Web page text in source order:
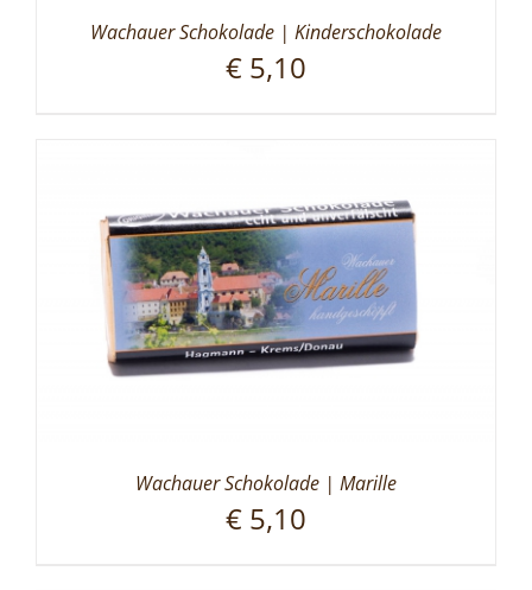
Wachauer Schokolade | Kinderschokolade
€ 5,10
Wachauer Schokolade | Marille
€ 5,10